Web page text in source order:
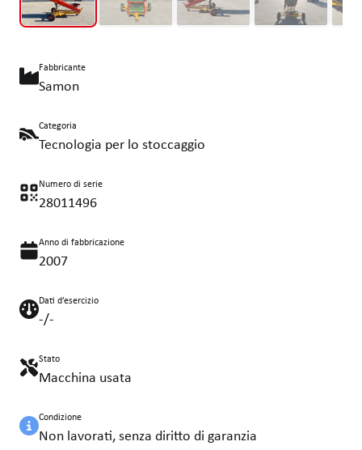
Fabbricante
Samon
Categoria
Tecnologia per lo stoccaggio
Numero di serie
28011496
Anno di fabbricazione
2007
Dati d’esercizio
-/-
Stato
Macchina usata
Condizione
Non lavorati, senza diritto di garanzia